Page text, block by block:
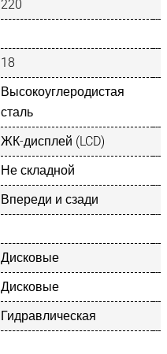
220
18
Высокоуглеродистая
сталь
ЖК-дисплей (LCD)
Не складной
Впереди и сзади
Дисковые
Дисковые
Гидравлическая